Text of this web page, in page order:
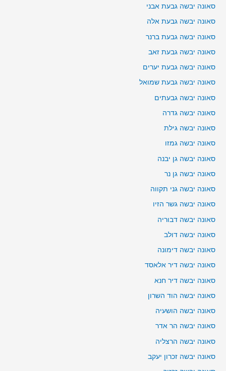
סאונה יבשה גבעת אבני
סאונה יבשה גבעת אלה
סאונה יבשה גבעת ברנר
סאונה יבשה גבעת זאב
סאונה יבשה גבעת יערים
סאונה יבשה גבעת שמואל
סאונה יבשה גבעתים
סאונה יבשה גדרה
סאונה יבשה גילת
סאונה יבשה גמזו
סאונה יבשה גן יבנה
סאונה יבשה גן נר
סאונה יבשה גני תקווה
סאונה יבשה גשר הזיו
סאונה יבשה דבוריה
סאונה יבשה דולב
סאונה יבשה דימונה
סאונה יבשה דיר אלאסד
סאונה יבשה דיר חנא
סאונה יבשה הוד השרון
סאונה יבשה הושעיה
סאונה יבשה הר אדר
סאונה יבשה הרצליה
סאונה יבשה זכרון יעקב